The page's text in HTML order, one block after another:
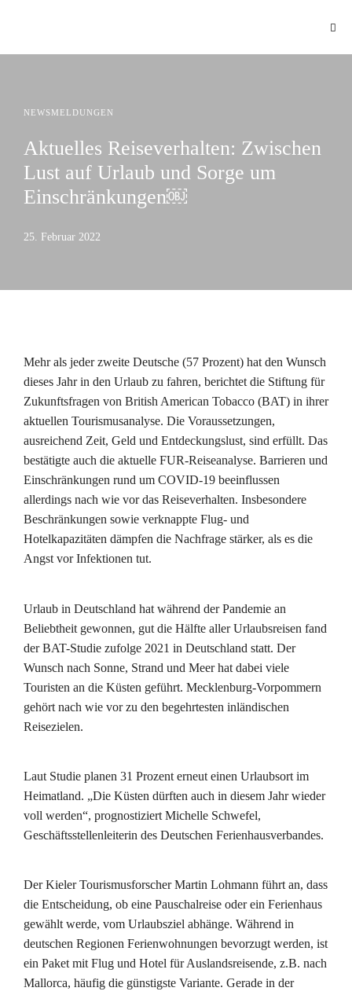
NEWSMELDUNGEN
Aktuelles Reiseverhalten: Zwischen
Lust auf Urlaub und Sorge um
Einschränkungen￼
25. Februar 2022
Mehr als jeder zweite Deutsche (57 Prozent) hat den Wunsch
dieses Jahr in den Urlaub zu fahren, berichtet die Stiftung für
Zukunftsfragen von British American Tobacco (BAT) in ihrer
aktuellen Tourismusanalyse. Die Voraussetzungen,
ausreichend Zeit, Geld und Entdeckungslust, sind erfüllt. Das
bestätigte auch die aktuelle FUR-Reiseanalyse. Barrieren und
Einschränkungen rund um COVID-19 beeinflussen
allerdings nach wie vor das Reiseverhalten. Insbesondere
Beschränkungen sowie verknappte Flug- und
Hotelkapazitäten dämpfen die Nachfrage stärker, als es die
Angst vor Infektionen tut.
Urlaub in Deutschland hat während der Pandemie an
Beliebtheit gewonnen, gut die Hälfte aller Urlaubsreisen fand
der BAT-Studie zufolge 2021 in Deutschland statt. Der
Wunsch nach Sonne, Strand und Meer hat dabei viele
Touristen an die Küsten geführt. Mecklenburg-Vorpommern
gehört nach wie vor zu den begehrtesten inländischen
Reisezielen.
Laut Studie planen 31 Prozent erneut einen Urlaubsort im
Heimatland. „Die Küsten dürften auch in diesem Jahr wieder
voll werden“, prognostiziert Michelle Schwefel,
Geschäftsstellenleiterin des Deutschen Ferienhausverbandes.
Der Kieler Tourismusforscher Martin Lohmann führt an, dass
die Entscheidung, ob eine Pauschalreise oder ein Ferienhaus
gewählt werde, vom Urlaubsziel abhänge. Während in
deutschen Regionen Ferienwohnungen bevorzugt werden, ist
ein Paket mit Flug und Hotel für Auslandsreisende, z.B. nach
Mallorca, häufig die günstigste Variante. Gerade in der